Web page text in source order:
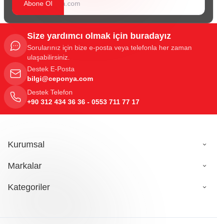
Abone Ol
Size yardımcı olmak için buradayız
Sorularınız için bize e-posta veya telefonla her zaman
ulaşabilirsiniz.
Destek E-Posta
bilgi@ceponya.com
Destek Telefon
+90 312 434 36 36 - 0553 711 77 17
Kurumsal
Markalar
Kategoriler